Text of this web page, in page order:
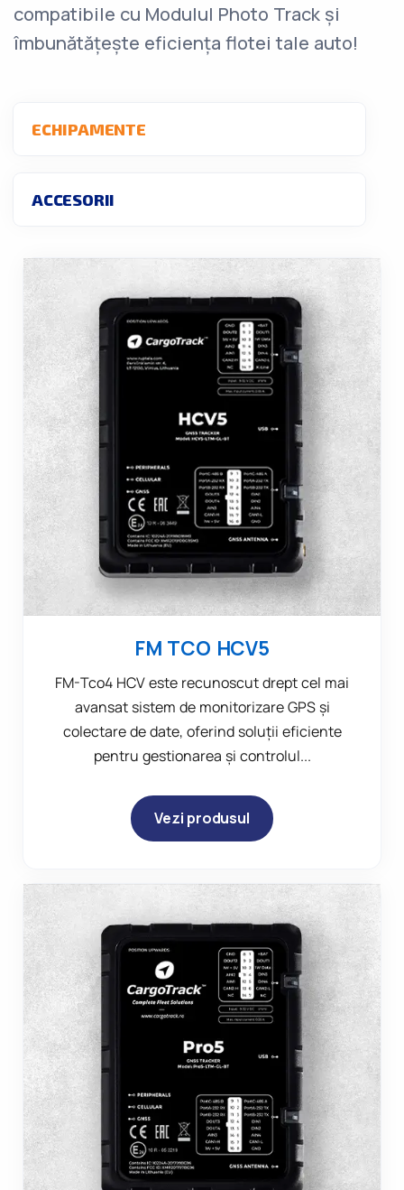
compatibile cu Modulul Photo Track și
îmbunătățește eficiența flotei tale auto!
ECHIPAMENTE
ACCESORII
FM TCO HCV5
FM-Tco4 HCV este recunoscut drept cel mai
avansat sistem de monitorizare GPS și
colectare de date, oferind soluții eficiente
pentru gestionarea și controlul...
Vezi produsul